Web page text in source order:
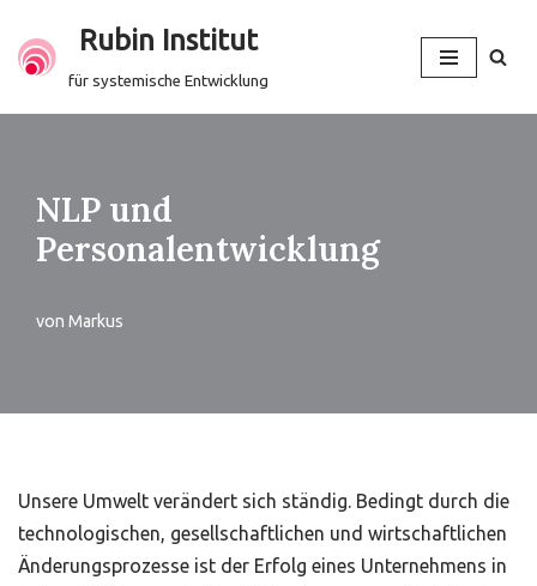
Zum
Rubin Institut
für systemische Entwicklung
NLP und
Personalentwicklung
von Markus
Unsere Umwelt verändert sich ständig. Bedingt durch die
technologischen, gesellschaftlichen und wirtschaftlichen
Änderungsprozesse ist der Erfolg eines Unternehmens in